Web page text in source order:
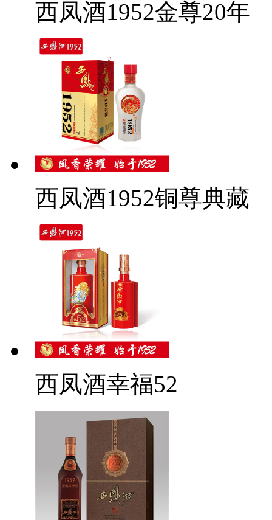
西凤酒1952金尊20年
西凤酒1952铜尊典藏
西凤酒幸福52